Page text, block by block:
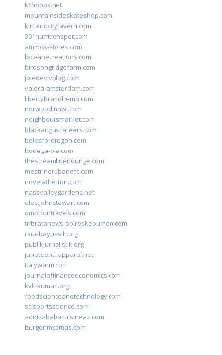
kchoops.net
mountainsideskateshop.com
kirtlandcitytavern.com
301nutritionspot.com
ammos-stores.com
loceanecreations.com
birdsongridgefarm.com
joiedevivblog.com
valera-amsterdam.com
libertybrandhemp.com
norwoodinnwi.com
neighboursmarket.com
blackanguscareers.com
bolesfororegon.com
bodega-ole.com
thestreamlinerlounge.com
mestrinorubanofc.com
novelatherton.com
nassvalleygardens.net
electjohnstewart.com
omptourtravels.com
tribratanews-polreskebumen.com
rsudbayuasih.org
publikjurnalistik.org
juneteenthapparel.net
italywarm.com
journaloffinanceeconomics.com
kvk-kumari.org
foodscienceandtechnology.com
scisportsscience.com
addisababacuisineaz.com
burgerimcamas.com